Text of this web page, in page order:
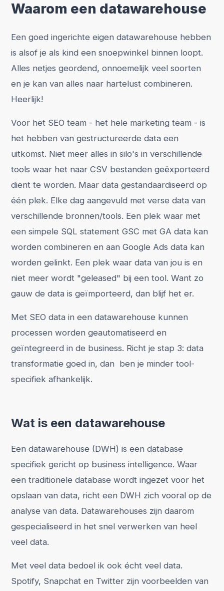
Waarom een datawarehouse
Een goed ingerichte eigen datawarehouse hebben
is alsof je als kind een snoepwinkel binnen loopt.
Alles netjes geordend, onnoemelijk veel soorten
en je kan van alles naar hartelust combineren.
Heerlijk!
Voor het SEO team - het hele marketing team - is
het hebben van gestructureerde data een
uitkomst. Niet meer alles in silo's in verschillende
tools waar het naar CSV bestanden geëxporteerd
dient te worden. Maar data gestandaardiseerd op
één plek. Elke dag aangevuld met verse data van
verschillende bronnen/tools. Een plek waar met
een simpele SQL statement GSC met GA data kan
worden combineren en aan Google Ads data kan
worden gelinkt. Een plek waar data van jou is en
niet meer wordt "geleased" bij een tool. Want zo
gauw de data is geïmporteerd, dan blijf het er.
Met SEO data in een datawarehouse kunnen
processen worden geautomatiseerd en
geïntegreerd in de business. Richt je stap 3: data
transformatie goed in, dan ben je minder tool-
specifiek afhankelijk.
Wat is een datawarehouse
Een datawarehouse (DWH) is een database
specifiek gericht op business intelligence. Waar
een traditionele database wordt ingezet voor het
opslaan van data, richt een DWH zich vooral op de
analyse van data. Datawarehouses zijn daarom
gespecialiseerd in het snel verwerken van heel
veel data.
Met veel data bedoel ik ook écht veel data.
Spotify, Snapchat en Twitter zijn voorbeelden van